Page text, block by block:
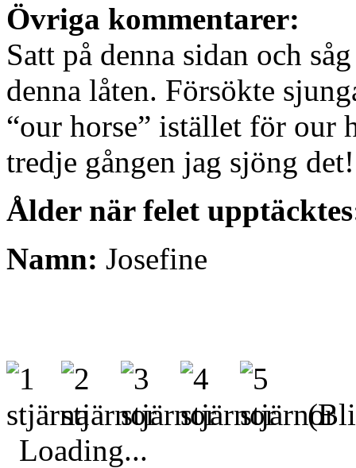
Övriga kommentarer:
Satt på denna sidan och
denna låten. Försökte
“our horse” istället för our
tredje gången jag sjöng
Ålder när felet
Namn: Josefine
(Bli
Loading...